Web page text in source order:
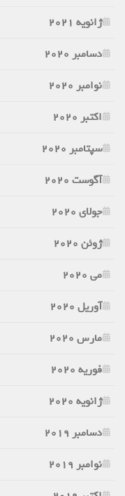
ژانویه 2021
دسامبر 2020
نوامبر 2020
اکتبر 2020
سپتامبر 2020
آگوست 2020
جولای 2020
ژوئن 2020
می 2020
آوریل 2020
مارس 2020
فوریه 2020
ژانویه 2020
دسامبر 2019
نوامبر 2019